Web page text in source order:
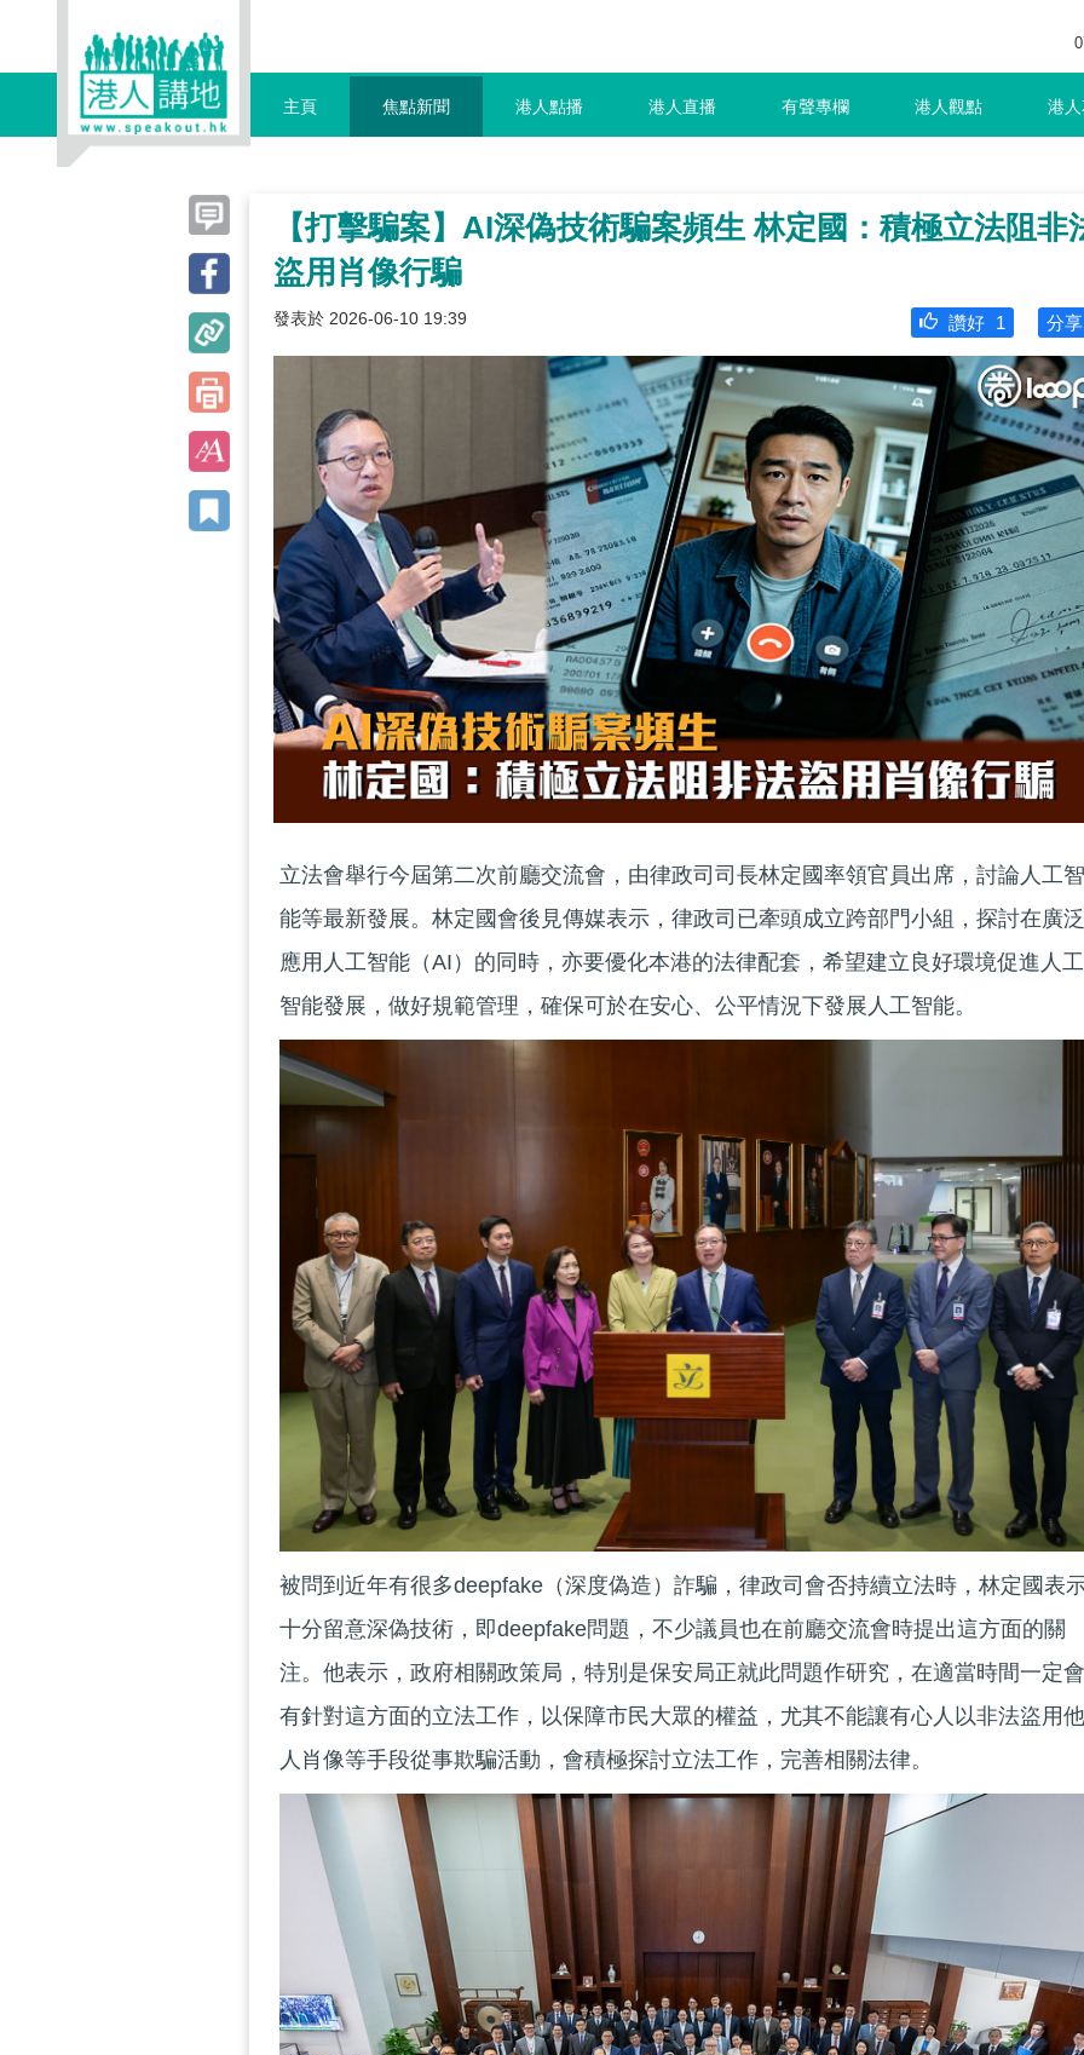
主頁 焦點新聞 港人點播 港人直播 有聲專欄 港人觀點 港
【打擊騙案】AI深偽技術騙案頻生 林定國：積極立法阻非
盜用肖像行騙
發表於 2026-06-10 19:39 分享
讚好 1
立法會舉行今屆第二次前廳交流會，由律政司司長林定國率領官員出席，討論人工智
能等最新發展。林定國會後見傳媒表示，律政司已牽頭成立跨部門小組，探討在廣泛
應用人工智能（AI）的同時，亦要優化本港的法律配套，希望建立良好環境促進人工
智能發展，做好規範管理，確保可於在安心、公平情況下發展人工智能。
被問到近年有很多deepfake（深度偽造）詐騙，律政司會否持續立法時，林定國表
十分留意深偽技術，即deepfake問題，不少議員也在前廳交流會時提出這方面的關
注。他表示，政府相關政策局，特別是保安局正就此問題作研究，在適當時間一定會
有針對這方面的立法工作，以保障市民大眾的權益，尤其不能讓有心人以非法盜用他
人肖像等手段從事欺騙活動，會積極探討立法工作，完善相關法律。